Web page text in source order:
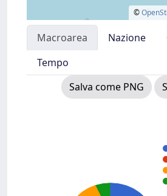
©
Macroarea Nazione
Tempo
Salva come PNG